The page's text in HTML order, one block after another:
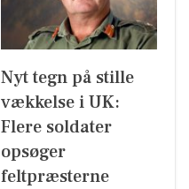
Nyt tegn på stille
vækkelse i UK:
Flere soldater
opsøger
feltpræsterne